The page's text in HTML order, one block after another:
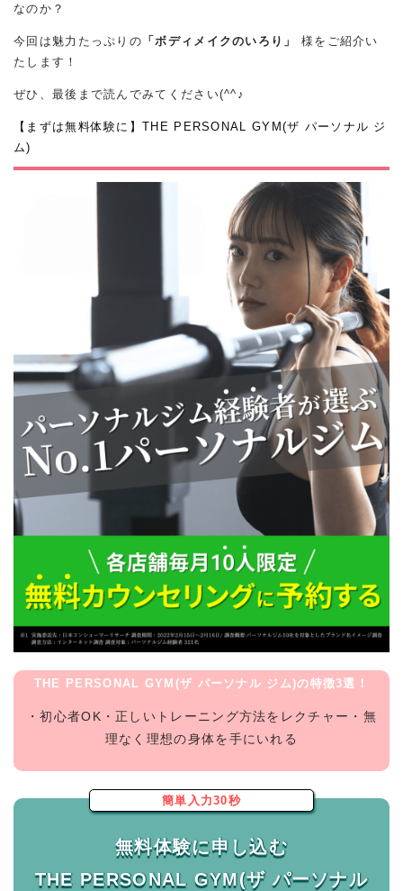
なのか？
今回は魅力たっぷりの 「ボディメイクのいろり 」
様をご紹介い
たします！
ぜひ、最後まで読んでみてください(^^♪
【まずは無料体験に】THE PERSONAL GYM(ザ パーソナル ジ
ム)
THE PERSONAL GYM(ザ パーソナル ジム)の特徴3選！
・初心者OK・正しいトレーニング方法をレクチャー・無
理なく理想の身体を手にいれる
簡単入力30秒
無料体験に申し込む
THE PERSONAL GYM(ザ パーソナル